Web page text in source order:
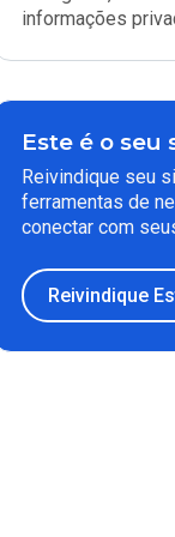
informações
Este é o seu
Reivindique seu
ferramentas de
conectar com
Reivindique